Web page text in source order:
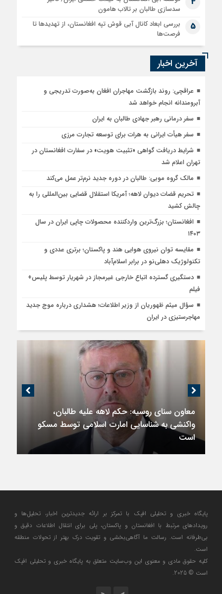
سدسازی طالبان بر تالاب هامون
5
بررسی ابعاد کانال آبی قوش تپه افغانستان، از تهدیدها تا
فرصت‌ها
آخرین اخبار
عراقچی: روند بازگشت مهاجران افغان به‌صورت تدریجی و
آبرومندانه انجام خواهد شد
سفر درمانی رهبر جهادی طالبان به ایران
سفر هیأت ایرانی به هرات برای توسعه تجارت مرزی
شرایط دریافت گواهی «تثبیت هویت» در سفارت افغانستان در
تهران اعلام شد
مالک گروه موبی: طالبان در دوره جدید نرم‌تر عمل می‌کند
تحریم قضات دیوان لاهه؛ آمریکا استقلال قضایی بین‌المللی را به
چالش کشید
افغانستان؛ بزرگ‌ترین واردکننده محصولات چاپی ایران در سال
۱۴۰۳
مقایسه توان نیروی هوایی هند و پاکستان؛ برتری عددی و
تکنولوژیک دهلی‌نو در برابر اسلام‌آباد
دستگیری گسترده اتباع خارجی غیرمجاز در شهریار توسط پلیس+
فیلم
سؤال میثم ظهوریان از وزیر اطلاعات؛ هشداری درباره موج جدید
مهاجرستیزی در ایران
معاون سنای روسیه: حکم لاهه علیه طالبان،
واکنشی به شناسایی امارت اسلامی توسط مسکو
است
پایگاه خبری و تحلیلی افپک با تمرکز بر ارائه جدیدترین اخبار، تحلیل‌ها و
رویدادهای مرتبط با افغانستان و پاکستان، پلی برای انتقال اطلاعات دقیق و
بی‌طرفانه است. رسالت ما آگاهی‌بخشی و تقویت درک بهتر از تحولات منطقه
است.
کلیه حقوق مادی و معنوی این وب‌سایت متعلق به پایگاه خبری و تحلیلی افپک
است © 2025.